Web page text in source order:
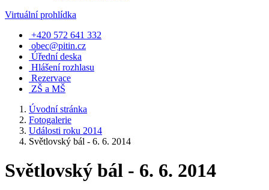
Virtuální prohlídka
+420 572 641 332
obec@pitin.cz
Úřední deska
Hlášení rozhlasu
Rezervace
ZŠ a MŠ
Úvodní stránka
Fotogalerie
Události roku 2014
Světlovský bál - 6. 6. 2014
Světlovský bál - 6. 6. 2014